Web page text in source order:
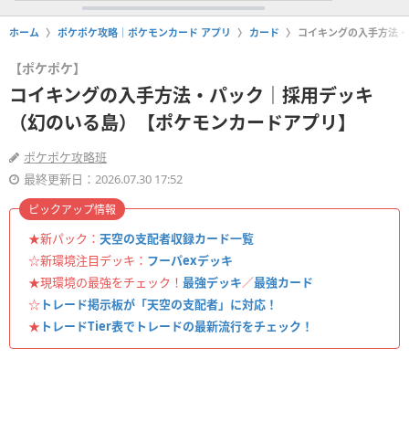
ホーム ポケポケ攻略｜ポケモンカード アプリ カード コイキングの入手方法
【ポケポケ】
コイキングの入手方法・パック｜採用デッキ
（幻のいる島）【ポケモンカードアプリ】
ポケポケ攻略班
最終更新日：2026.07.30 17:52
★新パック： 天空の支配者収録カード一覧
☆新環境注目デッキ： フーパexデッキ
★現環境の最強をチェック！ 最強デッキ／最強カード
☆ トレード掲示板が「天空の支配者」に対応！
★ トレードTier表でトレードの最新流行をチェック！
ピックアップ情報